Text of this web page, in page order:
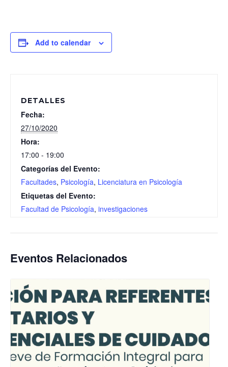
Add to calendar
DETALLES
Fecha:
27/10/2020
Hora:
17:00 - 19:00
Categorías del Evento:
Facultades, Psicología, Licenciatura en Psicología
Etiquetas del Evento:
Facultad de Psicología, investigaciones
Eventos Relacionados